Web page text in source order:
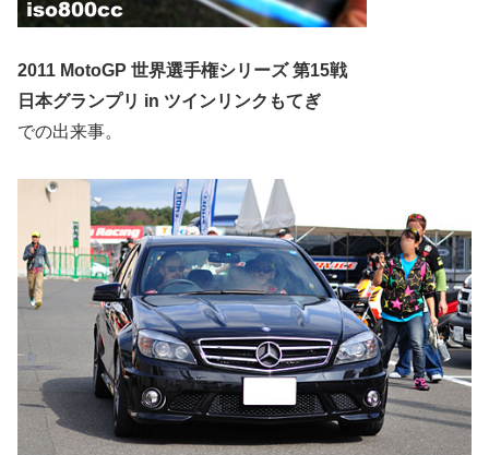
2011 MotoGP 世界選手権シリーズ 第15戦
日本グランプリ in ツインリンクもてぎ
での出来事。